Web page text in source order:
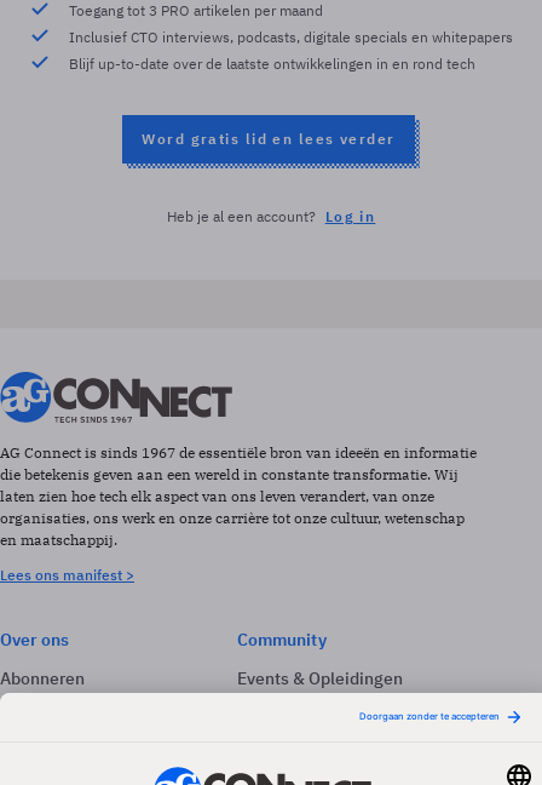
Toegang tot 3 PRO artikelen per maand
Inclusief CTO interviews, podcasts, digitale specials en whitepapers
Blijf up-to-date over de laatste ontwikkelingen in en rond tech
Word gratis lid en lees verder
Heb je al een account? Log in
AG Connect is sinds 1967 de essentiële bron van ideeën en informatie
die betekenis geven aan een wereld in constante transformatie. Wij
laten zien hoe tech elk aspect van ons leven verandert, van onze
organisaties, ons werk en onze carrière tot onze cultuur, wetenschap
en maatschappij.
Lees ons manifest >
Over ons
Abonneren
Adverteren
Community
Events & Opleidingen